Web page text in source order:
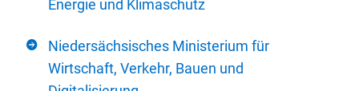
Energie und Klimaschutz
Niedersächsisches Ministerium für
Wirtschaft, Verkehr, Bauen und